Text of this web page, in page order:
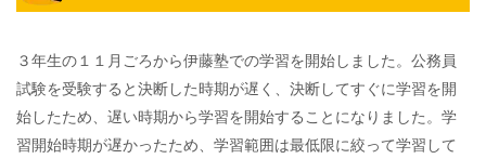
３年生の１１月ごろから伊藤塾での学習を開始しました。公務員
試験を受験すると決断した時期が遅く、決断してすぐに学習を開
始したため、遅い時期から学習を開始することになりました。学
習開始時期が遅かったため、学習範囲は最低限に絞って学習して